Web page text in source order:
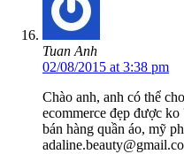
Tuan Anh
02/08/2015 at 3:38 pm
Chào anh, anh có thể
ecommerce đẹp được
bán hàng quần áo, mỹ